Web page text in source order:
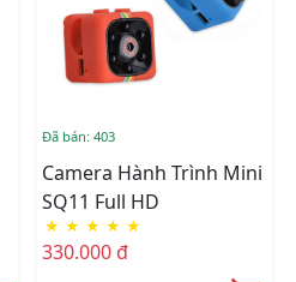
Đã bán: 403
Camera Hành Trình Mini
SQ11 Full HD
★ ★ ★ ★ ★
330.000 đ